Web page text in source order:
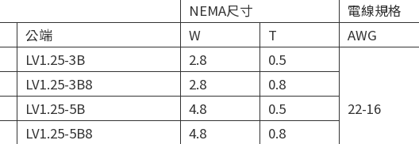
NEMA尺寸
電線規格
公端 W T AWG
LV1.25-3B 2.8 0.5
22-16
LV1.25-3B8 2.8
0.8
LV1.25-5B 4.8
0.5
LV1.25-5B8 4.8
0.8